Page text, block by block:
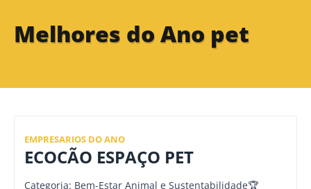
Melhores do Ano pet
EMPRESARIOS DO ANO
ECOCÃO ESPAÇO PET
Categoria: Bem-Estar Animal e Sustentabilidade🏆